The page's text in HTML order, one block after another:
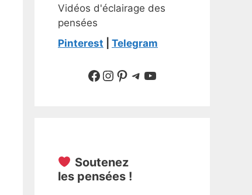
Vidéos d'éclairage des
pensées
Pinterest
Telegram
Suivre sur Facebook
Suivre sur Instagram
Pinterest
Sur Telegram
YouTube
Soutenez
les pensées !